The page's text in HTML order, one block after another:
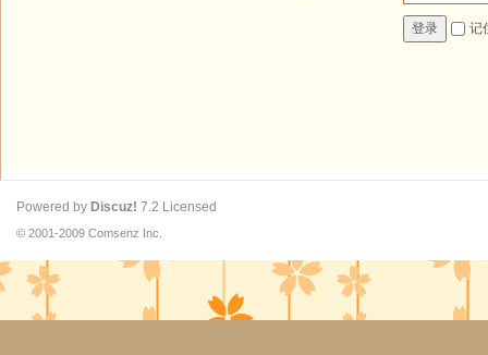
登录 记
Powered by Discuz! 7.2 Licensed
© 2001-2009 Comsenz Inc.